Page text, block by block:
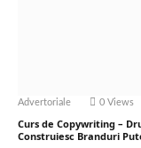
Advertoriale 0 Views
Curs de Copywriting –
Construiesc Branduri